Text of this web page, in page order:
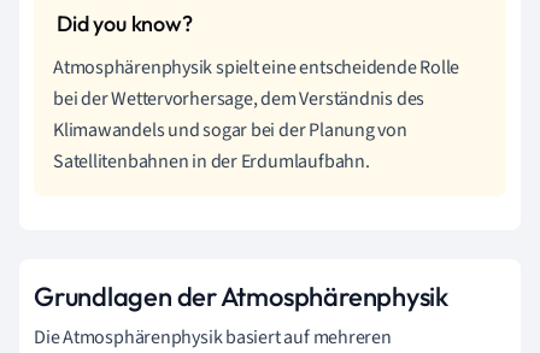
Atmosphärenphysik spielt eine entscheidende Rolle
bei der Wettervorhersage, dem Verständnis des
Klimawandels und sogar bei der Planung von
Satellitenbahnen in der Erdumlaufbahn.
Grundlagen der Atmosphärenphysik
Die Atmosphärenphysik basiert auf mehreren